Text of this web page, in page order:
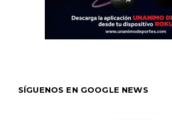
SÍGUENOS EN GOOGLE NEWS